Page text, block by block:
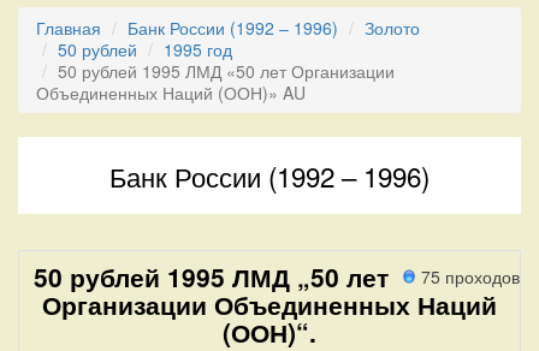
Главная Банк России (1992 – 1996)
Золото
50 рублей
1995 год
50 рублей 1995 ЛМД «50 лет Организации
Объединенных Наций (ООН)» AU
Банк России (1992 – 1996)
75 проходов
50 рублей 1995 ЛМД „50 лет
Организации Объединенных Наций
(ООН)“.